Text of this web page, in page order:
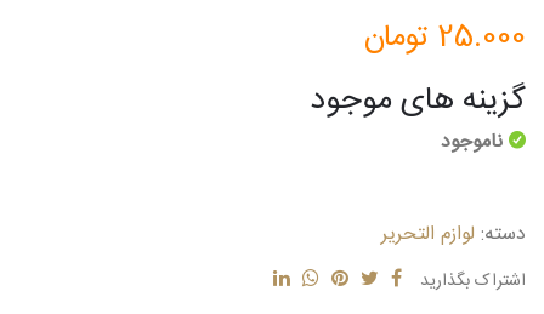
25.000 تومان
گزینه های موجود
ناموجود
دسته: لوازم التحریر
اشتراک بگذارید